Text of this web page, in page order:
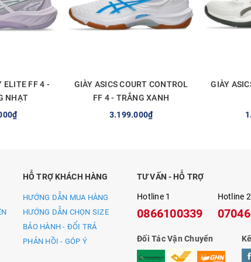
nhận sản phẩm)
ELITE FF 4 -
NHẠT
GIÀY ASICS COURT CONTROL
FF 4 - TRẮNG XANH
3.199.000₫
GIÀY
HỖ TRỢ KHÁCH HÀNG
HƯỚNG DẪN MUA HÀNG
HƯỚNG DẪN CHỌN SIZE
BẢO HÀNH - ĐỔI TRẢ
PHẢN HỒI - GÓP Ý
TƯ VẤN - HỖ TRỢ
Hotline 1
0866100339
Hotline 2
Đối Tác Vận Chuyển